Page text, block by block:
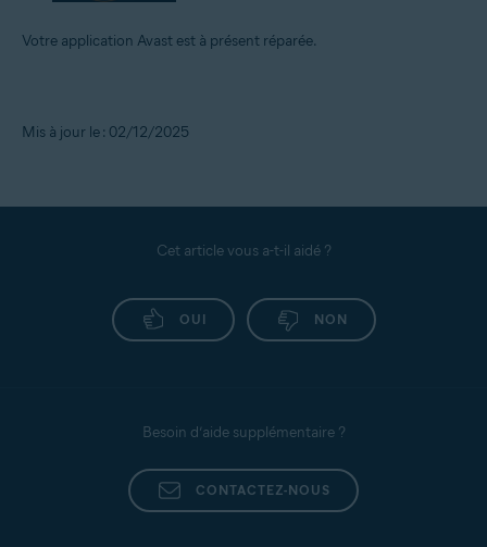
Votre application Avast est à présent réparée.
Mis à jour le : 02/12/2025
Cet article vous a-t-il aidé ?
OUI NON
Besoin d’aide supplémentaire ?
CONTACTEZ-NOUS